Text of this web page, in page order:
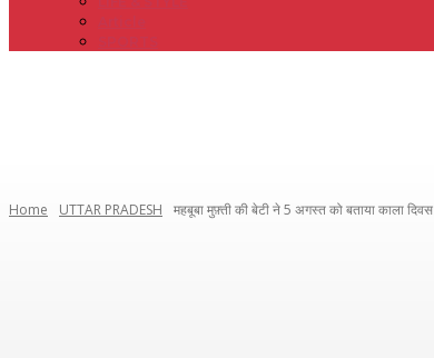
Home UTTAR PRADESH महबूबा मुफ़्ती की बेटी ने 5 अगस्त को बताया काला दिवस